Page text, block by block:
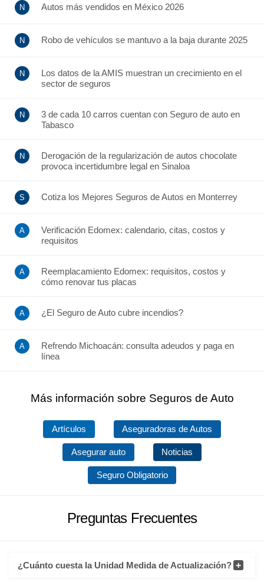
Autos más vendidos en México 2026
Robo de vehículos se mantuvo a la baja durante 2025
Los datos de la AMIS muestran un crecimiento en el
sector de seguros
3 de cada 10 carros cuentan con Seguro de auto en
Tabasco
Derogación de la regularización de autos chocolate
provoca incertidumbre legal en Sinaloa
Cotiza los Mejores Seguros de Autos en Monterrey
Verificación Edomex: calendario, citas, costos y
requisitos
Reemplacamiento Edomex: requisitos, costos y
cómo renovar tus placas
¿El Seguro de Auto cubre incendios?
Refrendo Michoacán: consulta adeudos y paga en
línea
Más información sobre Seguros de Auto
Artículos Aseguradoras de Autos
Asegurar auto Noticias
Seguro Obligatorio
Preguntas Frecuentes
¿Cuánto cuesta la Unidad Medida de Actualización?